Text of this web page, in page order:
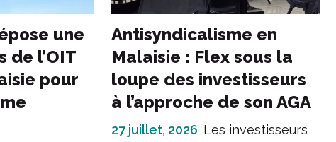
une
de l’OIT
pour
Antisyndicalisme en
Malaisie : Flex sous la
loupe des investisseurs
à l’approche de son AGA
27 juillet, 2026 Les investisseurs